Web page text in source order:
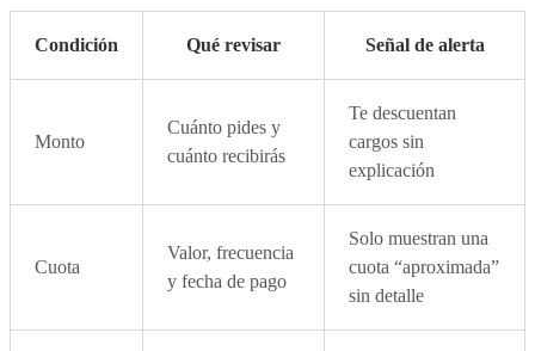
Condición Qué revisar Señal de alerta
Monto
Cuánto pides y
cuánto recibirás
Te descuentan
cargos sin
explicación
Cuota
Valor, frecuencia
y fecha de pago
Solo muestran una
cuota “aproximada”
sin detalle